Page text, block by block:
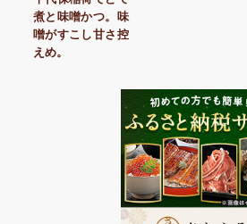
煮と味噌かつ。味
噌がすこし甘さ控
えめ。